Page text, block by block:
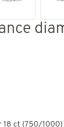
18 ct (750/